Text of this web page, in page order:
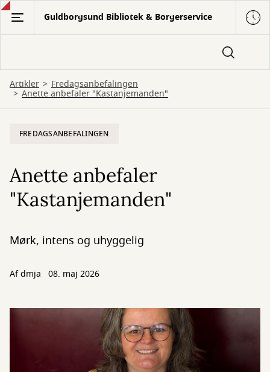
Gå
hovedindhold
Guldborgsund Bibliotek & Borgerservice
Artikler Fredagsanbefalingen
Anette anbefaler "Kastanjemanden"
FREDAGSANBEFALINGEN
Anette anbefaler
"Kastanjemanden"
Mørk, intens og uhyggelig
Afdmja 08. maj 2026